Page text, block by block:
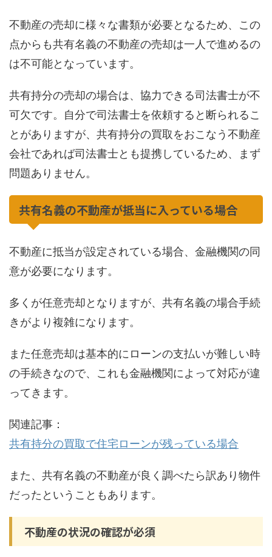
不動産の売却に様々な書類が必要となるため、この
点からも共有名義の不動産の売却は一人で進めるの
は不可能となっています。
共有持分の売却の場合は、協力できる司法書士が不
可欠です。自分で司法書士を依頼すると断られるこ
とがありますが、共有持分の買取をおこなう不動産
会社であれば司法書士とも提携しているため、まず
問題ありません。
共有名義の不動産が抵当に入っている場合
不動産に抵当が設定されている場合、金融機関の同
意が必要になります。
多くが任意売却となりますが、共有名義の場合手続
きがより複雑になります。
また任意売却は基本的にローンの支払いが難しい時
の手続きなので、これも金融機関によって対応が違
ってきます。
関連記事：
共有持分の買取で住宅ローンが残っている場合
また、共有名義の不動産が良く調べたら訳あり物件
だったということもあります。
不動産の状況の確認が必須